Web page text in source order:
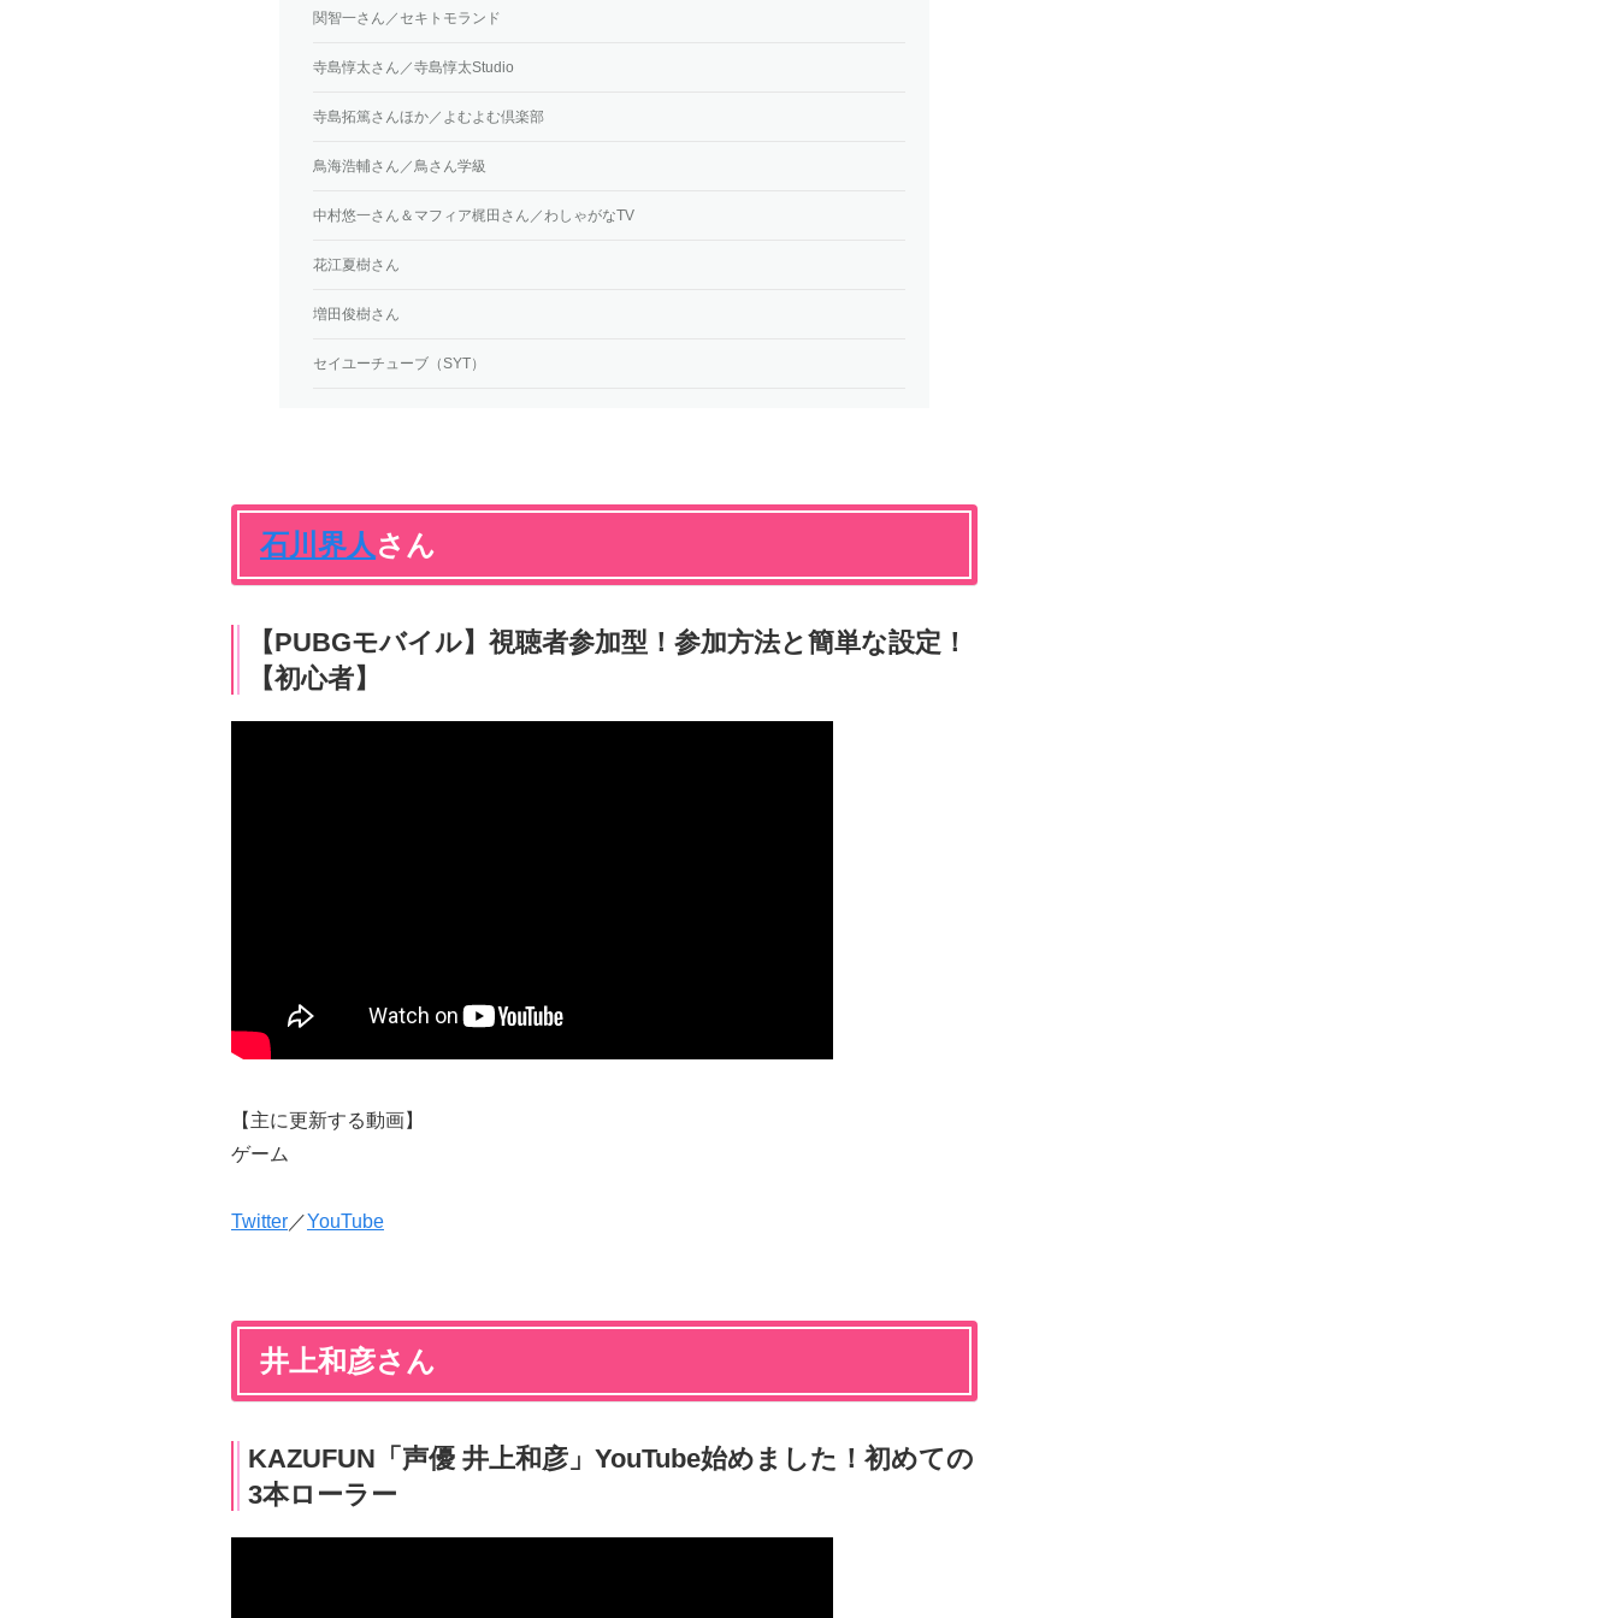
関智一さん／セキトモランド
寺島惇太さん／寺島惇太Studio
寺島拓篤さんほか／よむよむ倶楽部
鳥海浩輔さん／鳥さん学級
中村悠一さん＆マフィア梶田さん／わしゃがなTV
花江夏樹さん
増田俊樹さん
セイユーチューブ（SYT）
石川界人 さん
【PUBGモバイル】視聴者参加型！参加方法と簡単な設定！
【初心者】
【主に更新する動画】
ゲーム
Twitter ／YouTube
井上和彦さん
KAZUFUN「声優 井上和彦」YouTube始めました！初めての
3本ローラー